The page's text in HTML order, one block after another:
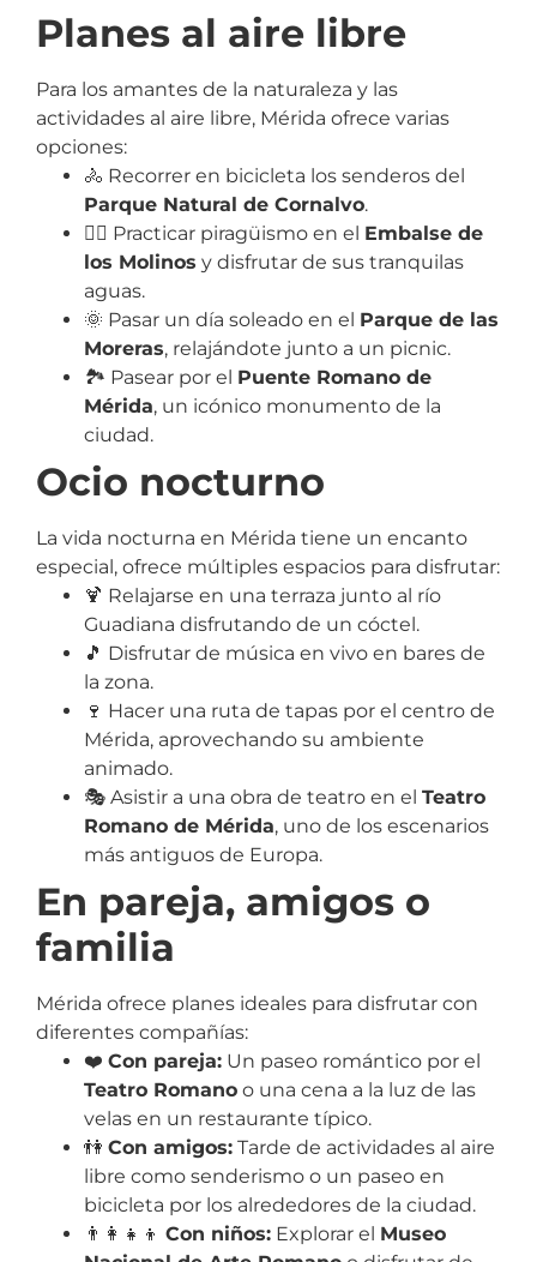
Planes al aire libre
Para los amantes de la naturaleza y las
actividades al aire libre, Mérida ofrece varias
opciones:
🚴 Recorrer en bicicleta los senderos del
Parque Natural de Cornalvo.
🚣‍♀️ Practicar piragüismo en el Embalse de
los Molinos y disfrutar de sus tranquilas
aguas.
🌞 Pasar un día soleado en el Parque de las
Moreras, relajándote junto a un picnic.
🏞️ Pasear por el Puente Romano de
Mérida, un icónico monumento de la
ciudad.
Ocio nocturno
La vida nocturna en Mérida tiene un encanto
especial, ofrece múltiples espacios para disfrutar:
🍹 Relajarse en una terraza junto al río
Guadiana disfrutando de un cóctel.
🎵 Disfrutar de música en vivo en bares de
la zona.
🍷 Hacer una ruta de tapas por el centro de
Mérida, aprovechando su ambiente
animado.
🎭 Asistir a una obra de teatro en el Teatro
Romano de Mérida, uno de los escenarios
más antiguos de Europa.
En pareja, amigos o
familia
Mérida ofrece planes ideales para disfrutar con
diferentes compañías:
❤️ Con pareja: Un paseo romántico por el
Teatro Romano o una cena a la luz de las
velas en un restaurante típico.
👫 Con amigos: Tarde de actividades al aire
libre como senderismo o un paseo en
bicicleta por los alrededores de la ciudad.
👨‍👩‍👧‍👦 Con niños: Explorar el Museo